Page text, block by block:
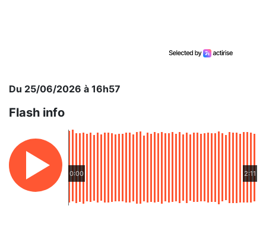
Du 25/06/2026 à 16h57
Flash info
0:00 2:11